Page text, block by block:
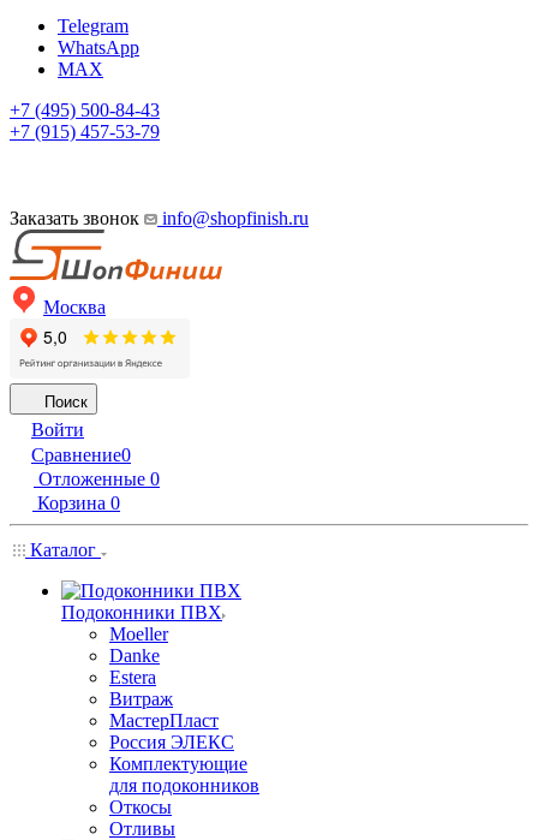
Telegram
WhatsApp
MAX
+7 (495) 500-84-43
+7 (915) 457-53-79
Заказать звонок info@shopfinish.ru
Москва
Поиск
Войти
Сравнение0
Отложенные 0
Корзина 0
Каталог
Подоконники ПВХ
Moeller
Danke
Estera
Витраж
МастерПласт
Россия ЭЛЕКС
Комплектующие
для подоконников
Откосы
Отливы